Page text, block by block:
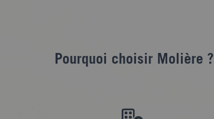
Pourquoi choisir Molière ?